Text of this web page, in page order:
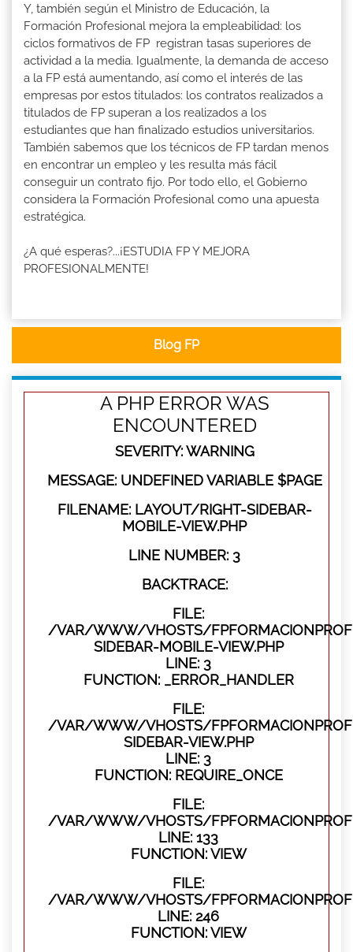
Y, también según el Ministro de Educación, la
Formación Profesional mejora la empleabilidad: los
ciclos formativos de FP registran tasas superiores de
actividad a la media. Igualmente, la demanda de acceso
a la FP está aumentando, así como el interés de las
empresas por estos titulados: los contratos realizados a
titulados de FP superan a los realizados a los
estudiantes que han finalizado estudios universitarios.
También sabemos que los técnicos de FP tardan menos
en encontrar un empleo y les resulta más fácil
conseguir un contrato fijo. Por todo ello, el Gobierno
considera la Formación Profesional como una apuesta
estratégica.
¿A qué esperas?...¡ESTUDIA FP Y MEJORA
PROFESIONALMENTE!
Blog FP
A PHP ERROR WAS
ENCOUNTERED
SEVERITY: WARNING
MESSAGE: UNDEFINED VARIABLE $PAGE
FILENAME: LAYOUT/RIGHT-SIDEBAR-
MOBILE-VIEW.PHP
LINE NUMBER: 3
BACKTRACE:
FILE:
/VAR/WWW/VHOSTS/
SIDEBAR-MOBILE-VIEW.PHP
LINE: 3
FUNCTION: _ERROR_HANDLER
FILE:
/VAR/WWW/VHOSTS/
SIDEBAR-VIEW.PHP
LINE: 3
FUNCTION: REQUIRE_ONCE
FILE:
/VAR/WWW/VHOSTS/
LINE: 133
FUNCTION: VIEW
FILE:
/VAR/WWW/VHOSTS/
LINE: 246
FUNCTION: VIEW